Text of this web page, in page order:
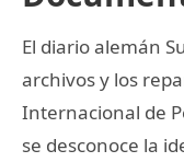
El diario alemán
archivos y los
Internacional de
se desconoce la